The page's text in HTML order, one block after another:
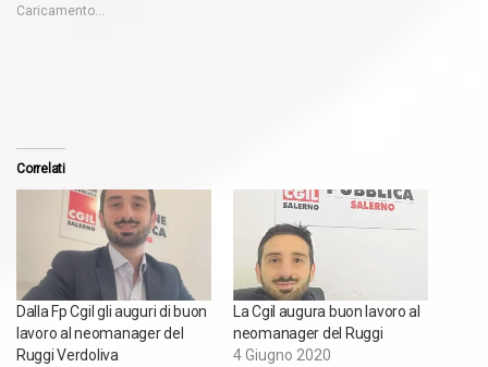
Caricamento...
Correlati
Dalla Fp Cgil gli auguri di buon
lavoro al neomanager del
Ruggi Verdoliva
La Cgil augura buon lavoro al
neomanager del Ruggi
4 Giugno 2020